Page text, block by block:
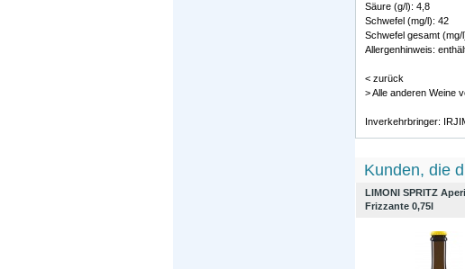
Säure (g/l): 4,8
Schwefel (mg/l): 42
Schwefel gesamt (mg/
Allergenhinweis:
< zurück
> Alle anderen Weine
Inverkehrbringer:
Kunden, die
LIMONI SPRITZ
Frizzante 0,75l